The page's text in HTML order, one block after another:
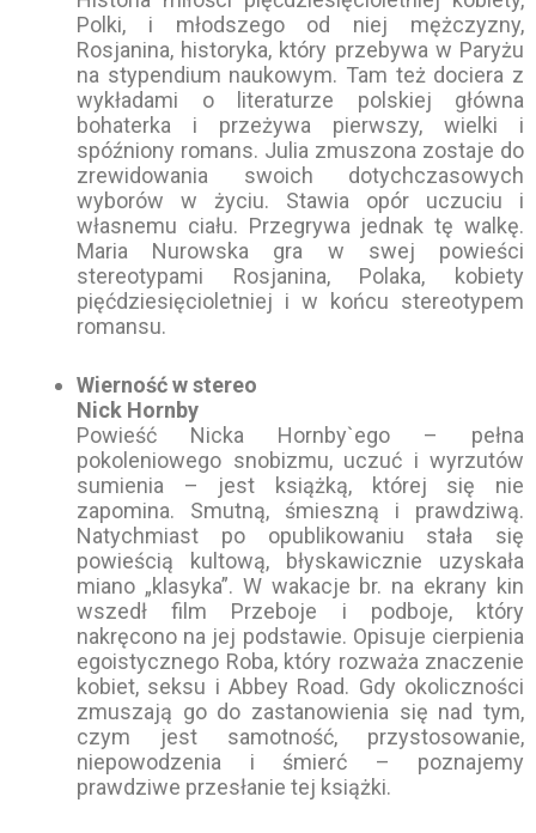
Polki, i młodszego od niej mężczyzny,
Rosjanina, historyka, który przebywa w Paryżu
na stypendium naukowym. Tam też dociera z
wykładami o literaturze polskiej główna
bohaterka i przeżywa pierwszy, wielki i
spóźniony romans. Julia zmuszona zostaje do
zrewidowania swoich dotychczasowych
wyborów w życiu. Stawia opór uczuciu i
własnemu ciału. Przegrywa jednak tę walkę.
Maria Nurowska gra w swej powieści
stereotypami Rosjanina, Polaka, kobiety
pięćdziesięcioletniej i w końcu stereotypem
romansu.
Wierność w stereo
Nick Hornby
Powieść Nicka Hornby`ego – pełna
pokoleniowego snobizmu, uczuć i wyrzutów
sumienia – jest książką, której się nie
zapomina. Smutną, śmieszną i prawdziwą.
Natychmiast po opublikowaniu stała się
powieścią kultową, błyskawicznie uzyskała
miano „klasyka”. W wakacje br. na ekrany kin
wszedł film Przeboje i podboje, który
nakręcono na jej podstawie. Opisuje cierpienia
egoistycznego Roba, który rozważa znaczenie
kobiet, seksu i Abbey Road. Gdy okoliczności
zmuszają go do zastanowienia się nad tym,
czym jest samotność, przystosowanie,
niepowodzenia i śmierć – poznajemy
prawdziwe przesłanie tej książki.